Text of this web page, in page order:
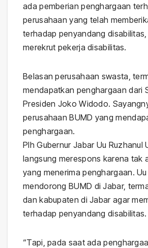
ada pemberian penghargaan
perusahaan yang telah
terhadap penyandang
merekrut pekerja disabilitas.
Belasan perusahaan swasta,
mendapatkan penghargaan dari
Presiden Joko Widodo.
perusahaan BUMD yang
penghargaan.
Plh Gubernur Jabar Uu Ruzhanul
langsung merespons karena tak
yang menerima penghargaan.
mendorong BUMD di Jabar,
dan kabupaten di Jabar agar
terhadap penyandang disabilitas.
“Tapi, pada saat ada